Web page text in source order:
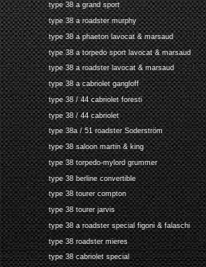
type 38 a grand sport
type 38 a roadster murphy
type 38 a phaeton lavocat & marsaud
type 38 a torpedo sport lavocat & marsaud
type 38 a roadster lavocat & marsaud
type 38 a cabriolet gangloff
type 38 / 44 cabriolet foresti
type 38 / 44 cabriolet
type 38a / 51 roadster Soderström
type 38 saloon martin & king
type 38 torpedo-mylord grummer
type 38 berline convertible
type 38 tourer compton
type 38 tourer jarvis
type 38 a roadster special figoni & falaschi
type 38 roadster mieres
type 38 cabriolet special